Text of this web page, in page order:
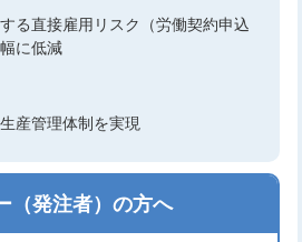
る直接雇用リスク（労働契約申込
に低減
産管理体制を実現
（発注者）の方へ